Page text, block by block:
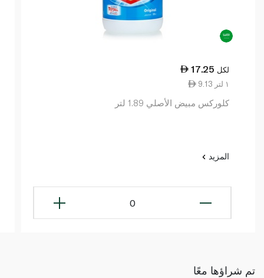
17.25 لكل
9.13 ١ لتر
كلوركس مبيض الأصلي 1.89 لتر
المزيد
0
تم شراؤها معًا